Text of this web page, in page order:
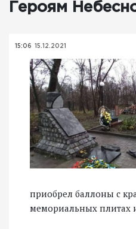
Героям
15:06 15.12.2021
приобрел баллоны с
мемориальных плитах